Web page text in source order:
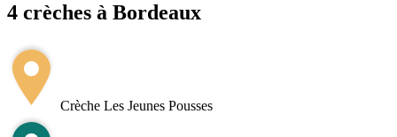
4 crèches à Bordeaux
+
−
Crèche Les Jeunes Pousses